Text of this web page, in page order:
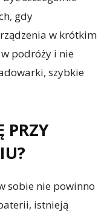
gdy
w krótkim
podróży i nie
szybkie
PRZY
sobie nie powinno
istnieją